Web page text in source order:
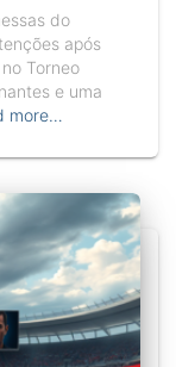
do
após
Torneo
e uma
more…